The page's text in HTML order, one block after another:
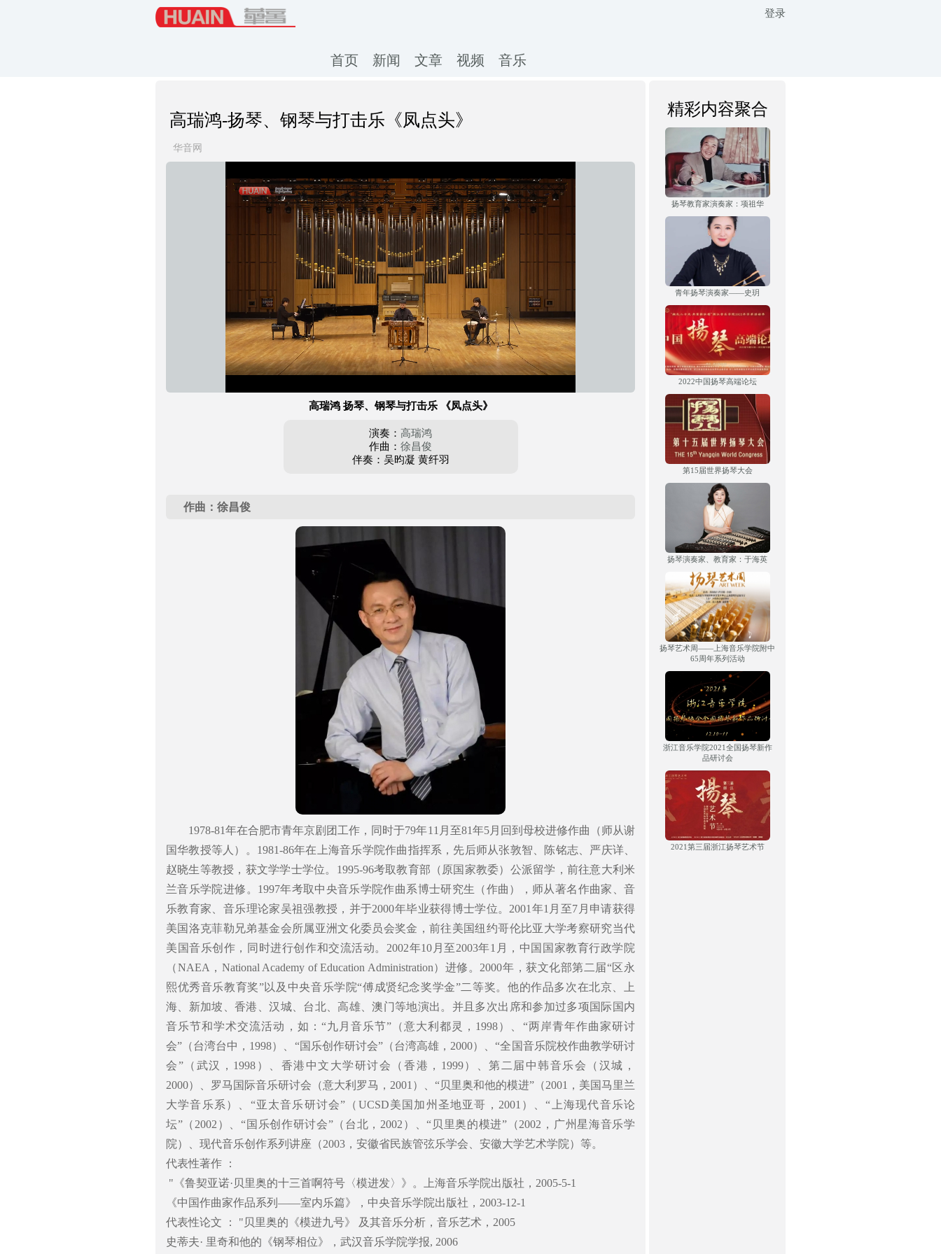
首页 新闻 文章 视频 音乐
登录
高瑞鸿-扬琴、钢琴与打击乐《凤点头》
华音网
静
加
载
毕:
进
度:
放
高瑞鸿 扬琴、钢琴与打击乐 《凤点头》
演奏： 高瑞鸿
作曲： 徐昌俊
伴奏：吴昀凝 黄纤羽
作曲：徐昌俊
1978-81年在合肥市青年京剧团工作，同时于79年11月至81年5月回到母校进修作曲（师从谢
国华教授等人）。1981-86年在上海音乐学院作曲指挥系，先后师从张敦智、陈铭志、严庆详、
赵晓生等教授，获文学学士学位。1995-96考取教育部（原国家教委）公派留学，前往意大利米
兰音乐学院进修。1997年考取中央音乐学院作曲系博士研究生（作曲），师从著名作曲家、音
乐教育家、音乐理论家吴祖强教授，并于2000年毕业获得博士学位。2001年1月至7月申请获得
美国洛克菲勒兄弟基金会所属亚洲文化委员会奖金，前往美国纽约哥伦比亚大学考察研究当代
美国音乐创作，同时进行创作和交流活动。2002年10月至2003年1月，中国国家教育行政学院
（NAEA，National Academy of Education Administration）进修。2000年，获文化部第二届“区永
熙优秀音乐教育奖”以及中央音乐学院“傅成贤纪念奖学金”二等奖。他的作品多次在北京、上
海、新加坡、香港、汉城、台北、高雄、澳门等地演出。并且多次出席和参加过多项国际国内
音乐节和学术交流活动，如：“九月音乐节”（意大利都灵，1998）、“两岸青年作曲家研讨
会”（台湾台中，1998）、“国乐创作研讨会”（台湾高雄，2000）、“全国音乐院校作曲教学研讨
会”（武汉，1998）、香港中文大学研讨会（香港，1999）、第二届中韩音乐会（汉城，
2000）、罗马国际音乐研讨会（意大利罗马，2001）、“贝里奥和他的模进”（2001，美国马里兰
大学音乐系）、“亚太音乐研讨会”（UCSD美国加州圣地亚哥，2001）、“上海现代音乐论
坛”（2002）、“国乐创作研讨会”（台北，2002）、“贝里奥的模进”（2002，广州星海音乐学
院）、现代音乐创作系列讲座（2003，安徽省民族管弦乐学会、安徽大学艺术学院）等。
代表性著作 ：
"《鲁契亚诺·贝里奥的十三首啊符号〈模进发〉》。上海音乐学院出版社，2005-5-1
《中国作曲家作品系列——室内乐篇》，中央音乐学院出版社，2003-12-1
代表性论文 ： "贝里奥的《模进九号》 及其音乐分析，音乐艺术，2005
史蒂夫· 里奇和他的《钢琴相位》，武汉音乐学院学报, 2006
精彩内容聚合
扬琴教育家演奏家：项祖华
青年扬琴演奏家——史玥
2022中国扬琴高端论坛
第15届世界扬琴大会
扬琴演奏家、教育家：于海英
扬琴艺术周——上海音乐学院附中
65周年系列活动
浙江音乐学院2021全国扬琴新作
品研讨会
2021第三届浙江扬琴艺术节